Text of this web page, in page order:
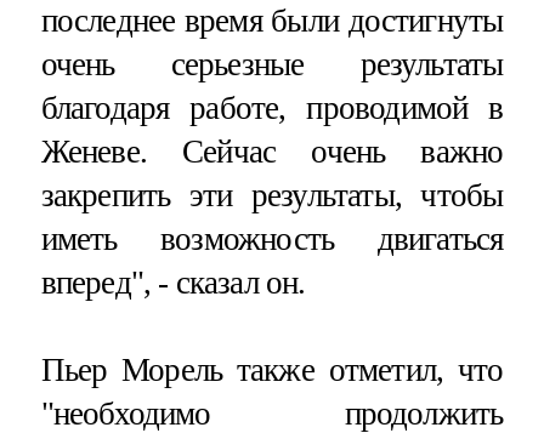
последнее время были достигнуты
очень серьезные результаты
благодаря работе, проводимой в
Женеве. Сейчас очень важно
закрепить эти результаты, чтобы
иметь возможность двигаться
вперед", - сказал он.
Пьер Морель также отметил, что
"необходимо продолжить